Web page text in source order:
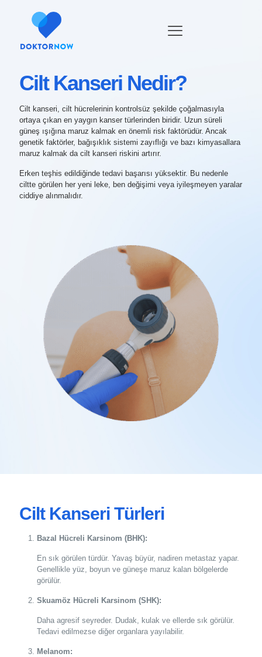
Cilt Kanseri Nedir?
Cilt kanseri, cilt hücrelerinin kontrolsüz şekilde çoğalmasıyla
ortaya çıkan en yaygın kanser türlerinden biridir. Uzun süreli
güneş ışığına maruz kalmak en önemli risk faktörüdür. Ancak
genetik faktörler, bağışıklık sistemi zayıflığı ve bazı kimyasallara
maruz kalmak da cilt kanseri riskini artırır.
Erken teşhis edildiğinde tedavi başarısı yüksektir. Bu nedenle
ciltte görülen her yeni leke, ben değişimi veya iyileşmeyen yaralar
ciddiye alınmalıdır.
Cilt Kanseri Türleri
Bazal Hücreli Karsinom (BHK):
En sık görülen türdür. Yavaş büyür, nadiren metastaz yapar.
Genellikle yüz, boyun ve güneşe maruz kalan bölgelerde
görülür.
Skuamöz Hücreli Karsinom (SHK):
Daha agresif seyreder. Dudak, kulak ve ellerde sık görülür.
Tedavi edilmezse diğer organlara yayılabilir.
Melanom: